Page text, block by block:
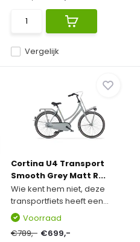
Vergelijk
Cortina U4 Transport
Smooth Grey Matt R...
Wie kent hem niet, deze
transportfiets heeft een...
Voorraad
€789,- €699,-